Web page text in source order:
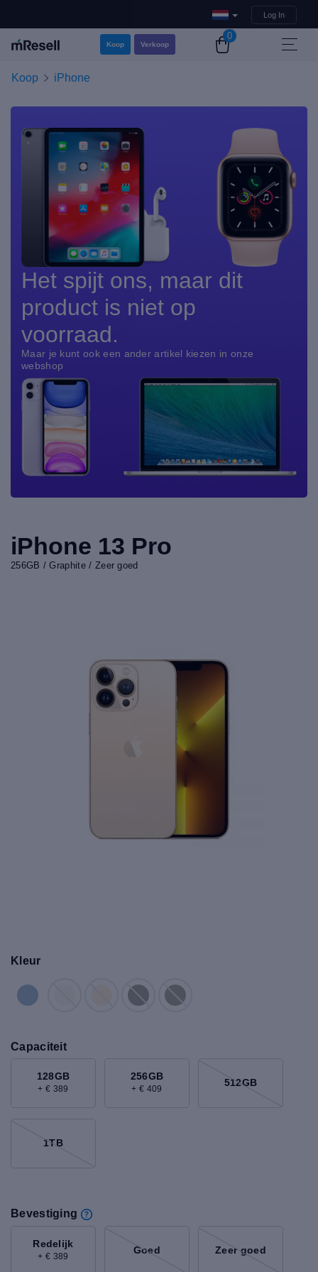
Log In
Koop Verkoop
0
Koop iPhone
Het spijt ons, maar dit
product is niet op
voorraad.
Maar je kunt ook een ander artikel kiezen in onze
webshop
iPhone 13 Pro
256GB / Graphite / Zeer goed
Kleur
Capaciteit
128GB
+ € 389
256GB
+ € 409
512GB
1TB
Bevestiging
Redelijk
+ € 389
Goed Zeer goed